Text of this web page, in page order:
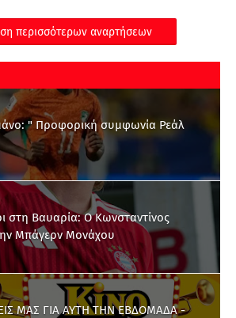
περισσότερων αναρτήσεων
" Προφορική συμφωνία Ρεάλ
στη Βαυαρία: O Κωνσταντίνος
Μπάγερν Μονάχου
ΜΑΣ ΓΙΑ ΑΥΤΗ ΤΗΝ ΕΒΔΟΜΑΔΑ -